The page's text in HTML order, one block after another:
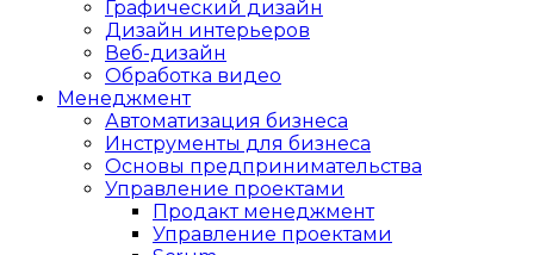
Графический дизайн
Дизайн интерьеров
Веб-дизайн
Обработка видео
Менеджмент
Автоматизация бизнеса
Инструменты для бизнеса
Основы предпринимательства
Управление проектами
Продакт менеджмент
Управление проектами